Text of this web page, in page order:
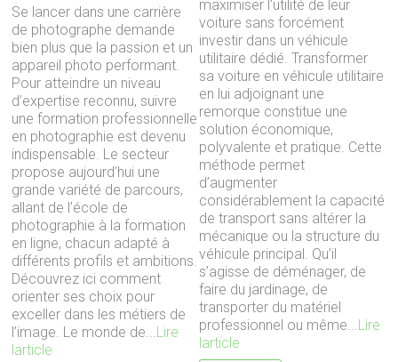
Se lancer dans une carrière
de photographe demande
bien plus que la passion et un
appareil photo performant.
Pour atteindre un niveau
d’expertise reconnu, suivre
une formation professionnelle
en photographie est devenu
indispensable. Le secteur
propose aujourd’hui une
grande variété de parcours,
allant de l’école de
photographie à la formation
en ligne, chacun adapté à
différents profils et ambitions.
Découvrez ici comment
orienter ses choix pour
exceller dans les métiers de
l’image. Le monde de... Lire
larticle
maximiser l’utilité de leur
voiture sans forcément
investir dans un véhicule
utilitaire dédié. Transformer
sa voiture en véhicule utilitaire
en lui adjoignant une
remorque constitue une
solution économique,
polyvalente et pratique. Cette
méthode permet
d’augmenter
considérablement la capacité
de transport sans altérer la
mécanique ou la structure du
véhicule principal. Qu’il
s’agisse de déménager, de
faire du jardinage, de
transporter du matériel
professionnel ou même... Lire
larticle